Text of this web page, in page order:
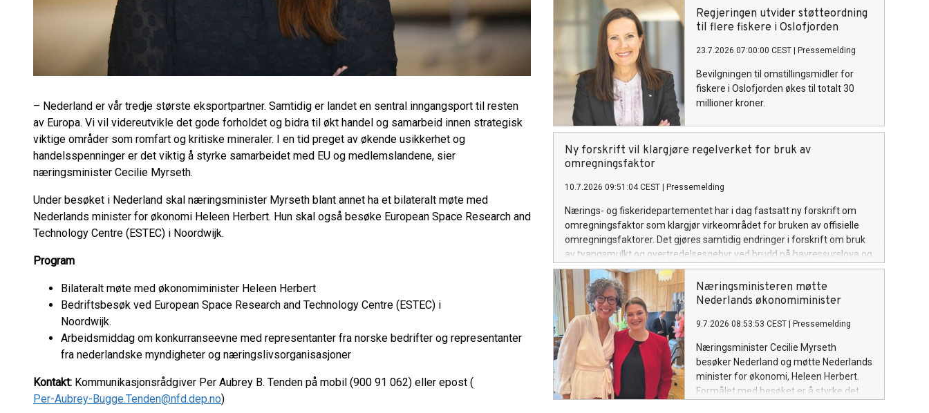
– Nederland er vår tredje største eksportpartner. Samtidig er landet en sentral inngangsport til resten
av Europa. Vi vil videreutvikle det gode forholdet og bidra til økt handel og samarbeid innen strategisk
viktige områder som romfart og kritiske mineraler. I en tid preget av økende usikkerhet og
handelsspenninger er det viktig å styrke samarbeidet med EU og medlemslandene, sier
næringsminister Cecilie Myrseth.
Under besøket i Nederland skal næringsminister Myrseth blant annet ha et bilateralt møte med
Nederlands minister for økonomi Heleen Herbert. Hun skal også besøke European Space Research and
Technology Centre (ESTEC) i Noordwijk.
Program
Bilateralt møte med økonomiminister Heleen Herbert
Bedriftsbesøk ved European Space Research and Technology Centre (ESTEC) i
Noordwijk.
Arbeidsmiddag om konkurranseevne med representanter fra norske bedrifter og representanter
fra nederlandske myndigheter og næringslivsorganisasjoner
Kontakt: Kommunikasjonsrådgiver Per Aubrey B. Tenden på mobil (900 91 062) eller epost (
Per-Aubrey-Bugge.Tenden@nfd.dep.no)
drukning i Skarsvåg, verdens nordligste
fiskevær.
Regjeringen utvider støtteordning
til flere fiskere i Oslofjorden
23.7.2026 07:00:00 CEST Pressemelding
Bevilgningen til omstillingsmidler for
fiskere i Oslofjorden økes til totalt 30
millioner kroner.
Ny forskrift vil klargjøre regelverket for bruk av
omregningsfaktor
10.7.2026 09:51:04 CEST Pressemelding
Nærings- og fiskeridepartementet har i dag fastsatt ny forskrift om
omregningsfaktor som klargjør virkeområdet for bruken av offisielle
omregningsfaktorer. Det gjøres samtidig endringer i forskrift om bruk
av tvangsmulkt og overtredelsesgebyr ved brudd på havressurslova og
deltakerloven, i tråd med sanksjonsreglene i den nye forskriften.
Næringsministeren møtte
Nederlands økonomiminister
9.7.2026 08:53:53 CEST Pressemelding
Næringsminister Cecilie Myrseth
besøker Nederland og møtte Nederlands
minister for økonomi, Heleen Herbert.
Formålet med besøket er å styrke det